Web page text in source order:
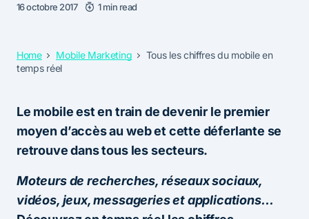
16 octobre 2017 1 min read
Home Mobile Marketing
Tous les chiffres du mobile en
temps réel
Le mobile est en train de devenir le premier
moyen d’accès au web et cette déferlante se
retrouve dans tous les secteurs.
Moteurs de recherches, réseaux sociaux,
vidéos, jeux, messageries et applications…